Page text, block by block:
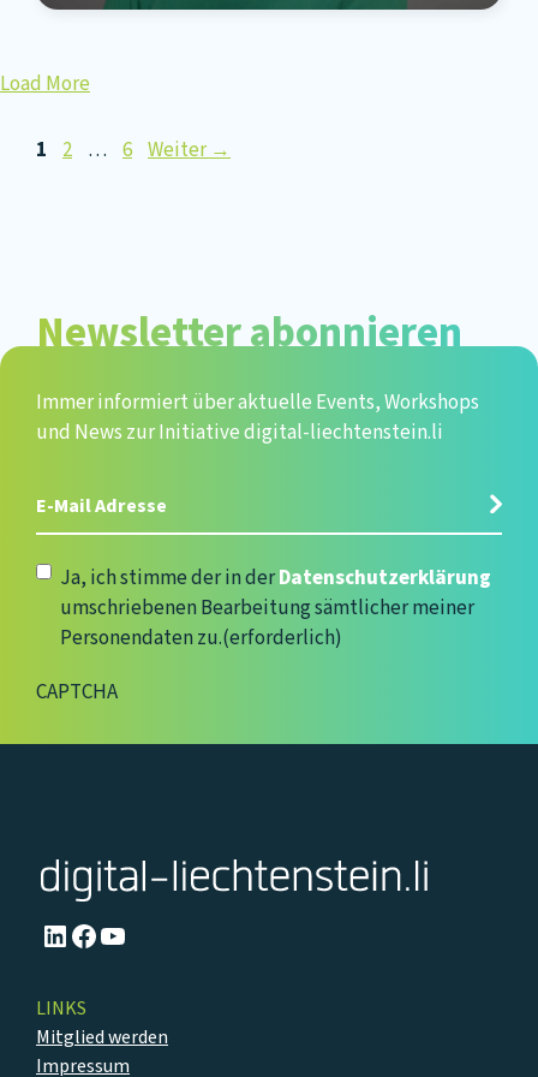
Load More
Seite
1 Seite
2 … Seite
6 Weiter→
Newsletter abonnieren
Immer informiert über aktuelle Events, Workshops
und News zur Initiative digital-liechtenstein.li
Datenschutzerklärung(erforderlich)
Ja, ich stimme der in derDatenschutzerklärung
umschriebenen Bearbeitung sämtlicher meiner
Personendaten zu.(erforderlich)
CAPTCHA
LinkedIn
Facebook
YouTube
LINKS
Mitglied werden
Impressum